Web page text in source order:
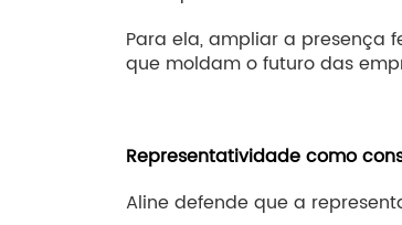
Para ela, ampliar a presença
que moldam o futuro das
Representatividade como
Aline defende que a